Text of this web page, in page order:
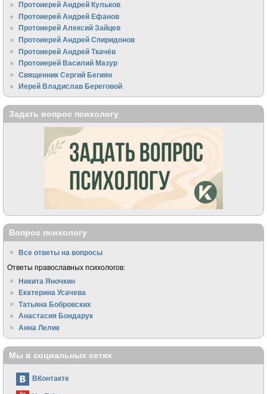
Протоиерей Андрей Кульков
Протоиерей Андрей Ефанов
Протоиерей Алексий Зайцев
Протоиерей Андрей Спиридонов
Протоиерей Андрей Ткачёв
Протоиерей Василий Мазур
Священник Сергий Бегиян
Иерей Владислав Береговой
Задать вопрос психологу
Вопрос психологу
Все ответы на вопросы
Ответы православных психологов:
Никита Яночкин
Екатерина Усачева
Татьяна Бобровских
Анастасия Бондарук
Анна Лелик
Мы в социальных сетях
ВКонтакте